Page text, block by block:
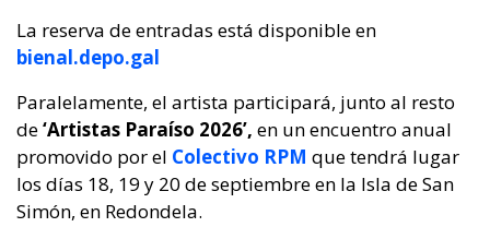
La reserva de entradas está disponible en
bienal.depo.gal
Paralelamente, el artista participará, junto al resto
de‘Artistas Paraíso 2026’, en un encuentro anual
promovido por el Colectivo RPM que tendrá lugar
los días 18, 19 y 20 de septiembre en la Isla de San
Simón, en Redondela.